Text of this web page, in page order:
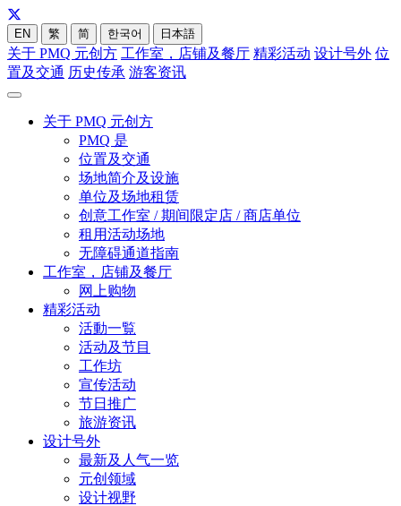
EN 繁 简 한국어 日本語
关于 PMQ 元创方 工作室，店铺及餐厅 精彩活动 设计号外 位
置及交通 历史传承 游客资讯
关于 PMQ 元创方
PMQ 是
位置及交通
场地简介及设施
单位及场地租赁
创意工作室 / 期间限定店 / 商店单位
租用活动场地
无障碍通道指南
工作室，店铺及餐厅
网上购物
精彩活动
活動一覧
活动及节目
工作坊
宣传活动
节日推广
旅游资讯
设计号外
最新及人气一览
元创领域
设计视野